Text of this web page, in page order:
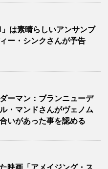
は素晴らしいアンサンブ
ー・シンクさんが予告
ーマン：ブランニューデ
・マンドさんがヴェノム
いがあった事を認める
映画「アメイジング・ス